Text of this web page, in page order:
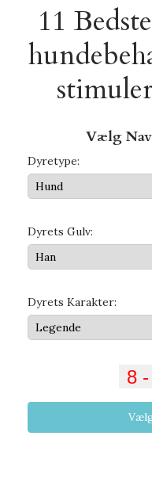
11
Vælg
Dyretype:
Dyrets Gulv:
Dyrets Karakter: